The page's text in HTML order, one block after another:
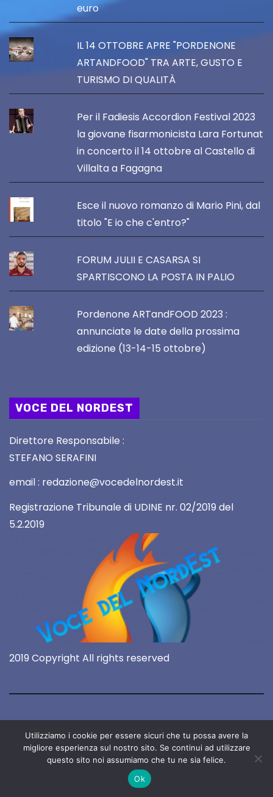
euro
IL 14 OTTOBRE APRE "PORDENONE
ARTANDFOOD" TRA ARTE, GUSTO E
TURISMO DI QUALITÀ
Per il Fadiesis Accordion Festival 2023
la giovane fisarmonicista Lara Fortunat
in concerto il 14 ottobre al Castello di
Villalta a Fagagna
Esce il nuovo romanzo di Mario Pini, dal
titolo "E io che c'entro?"
FORUM JULII E CASARSA SI
SPARTISCONO LA POSTA IN PALIO
Pordenone ARTandFOOD 2023 :
annunciate le date della prossima
edizione (13-14-15 ottobre)
VOCE DEL NORDEST
Direttore Responsabile :
STEFANO SERAFINI
email : redazione@vocedelnordest.it
Registrazione Tribunale di UDINE nr. 02/2019 del
5.2.2019
2019 Copyright All rights reserved
Utilizziamo i cookie per essere sicuri che tu possa avere la
migliore esperienza sul nostro sito. Se continui ad utilizzare
questo sito noi assumiamo che tu ne sia felice.
Ok